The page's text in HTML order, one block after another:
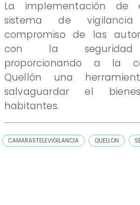
La implementación de
sistema de
compromiso de las
con la seguridad
proporcionando a la
Quellón una
salvaguardar el
habitantes.
CAMARASTELEVIGILANCIA QUELLON